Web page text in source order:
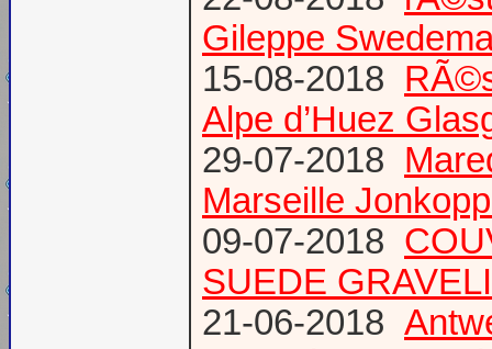
Gileppe
15-08-2018
Alpe d’Huez
29-07-2018
Marseille
09-07-2018
SUEDE
21-06-2018